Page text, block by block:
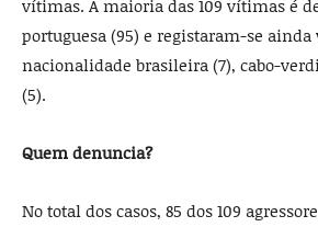
vítimas. A maioria das 109 vítimas é
portuguesa (95) e registaram-se
nacionalidade brasileira (7), cabo-
(5).
Quem denuncia?
No total dos casos, 85 dos 109